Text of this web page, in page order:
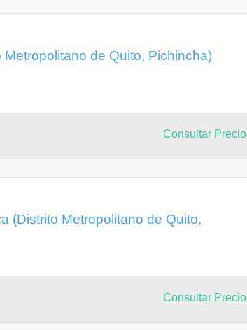
de Quito, Pichincha)
Consultar Precio
(Distrito Metropolitano de Quito,
Consultar Precio